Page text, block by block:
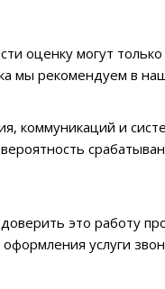
оценку могут
мы рекомендуем в
коммуникаций и
это работу
услуги